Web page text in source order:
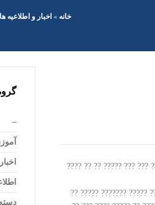
خانه » اخبار و اطلاعیه ها
?? ????? ??????? ?????
???? ????? ?? ???????
–